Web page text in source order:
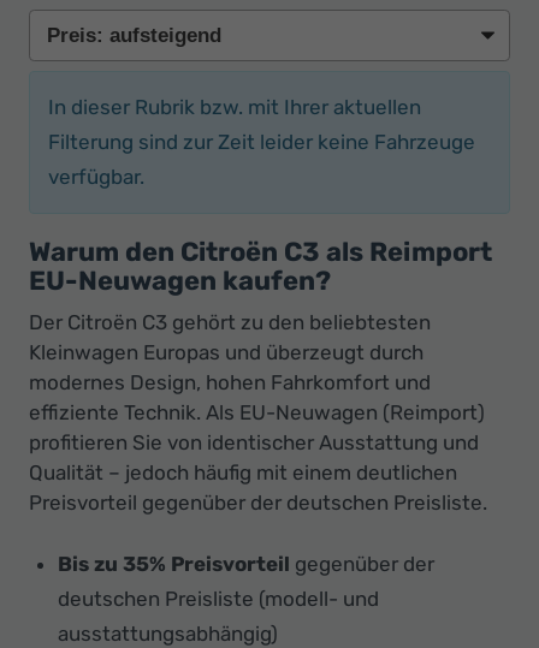
In dieser Rubrik bzw. mit Ihrer aktuellen
Filterung sind zur Zeit leider keine Fahrzeuge
verfügbar.
Warum den Citroën C3 als Reimport
EU-Neuwagen kaufen?
Der Citroën C3 gehört zu den beliebtesten
Kleinwagen Europas und überzeugt durch
modernes Design, hohen Fahrkomfort und
effiziente Technik. Als EU-Neuwagen (Reimport)
profitieren Sie von identischer Ausstattung und
Qualität – jedoch häufig mit einem deutlichen
Preisvorteil gegenüber der deutschen Preisliste.
Bis zu 35% Preisvorteil gegenüber der
deutschen Preisliste (modell- und
ausstattungsabhängig)